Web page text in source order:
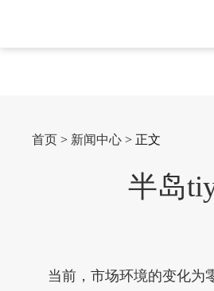
首页 > 新闻中心 > 正文
半岛
当前，市场环境的变化为